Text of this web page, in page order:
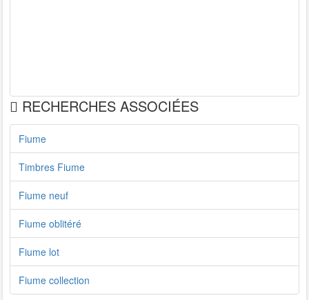
RECHERCHES ASSOCIÉES
Fiume
Timbres Fiume
Fiume neuf
Fiume oblitéré
Fiume lot
Fiume collection